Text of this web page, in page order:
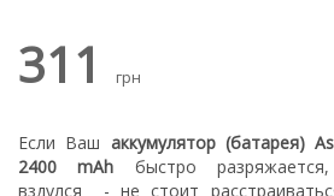
311 грн
Если Ваш аккумулятор (батарея)
2400 mAh быстро
вздулся
- не стоит